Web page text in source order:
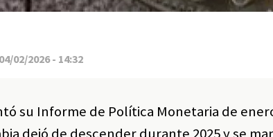
02/2026 - 14:32
su Informe de Política Monetaria de